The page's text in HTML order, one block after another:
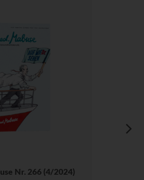
Nr. 266 (4/2024)